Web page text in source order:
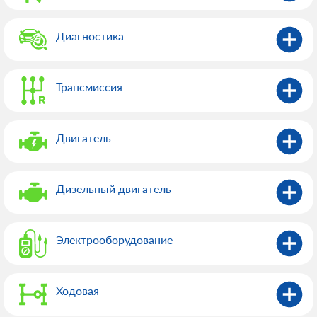
лет. Однако добиться такой долговечности, можно только
регулярно посещая профессиональный автосервис
профессиональном автосервисе Hyundai Porter (Хендай
Портер) Учитывая коммерческий класс автомобиля, к СТО,
Оборудование техцентра должно давать возможность
уровень квалификации и опыт мастеров, занятых
самым высоким критериям и предлагает автовладельцам
полный комплекс профессиональных услуг. В том числе
автомобиля с использованием передового оборудования;
регулярное техническое обслуживание транспортного
Диагностика
Трансмиссия
Двигатель
Дизельный двигатель
Электрооборудованиe
Ходовая